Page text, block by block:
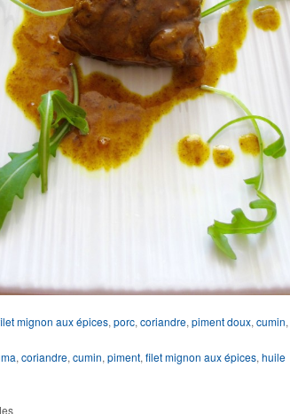
mignon aux épices, porc, coriandre, piment doux, cumin,
, coriandre, cumin, piment, filet mignon aux épices, huile